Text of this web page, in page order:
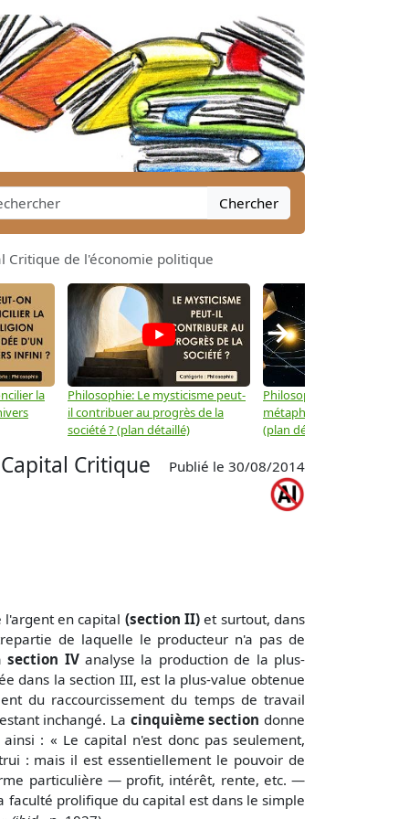
Chercher
Critique de l'économie politique
la
Philosophie: Le mysticisme peut-
il contribuer au progrès de la
société ? (plan détaillé)
Philosophie: Peut-on lier la
métaphysique à la
(plan détaillé)
→
Critique
Publié le 30/08/2014
en capital (section II)et surtout, dans
de laquelle le producteur n'a pas de
section IV analyse la production de la plus-
dans la section III, est la plus-value obtenue
du raccourcissement du temps de travail
inchangé. La cinquième sectiondonne
: « Le capital n'est donc pas seulement,
: mais il est essentiellement le pouvoir de
particulière — profit, intérêt, rente, etc. —
faculté prolifique du capital est dans le simple